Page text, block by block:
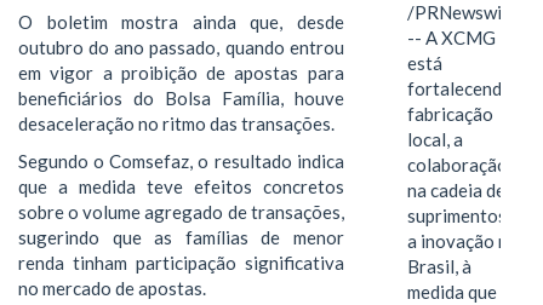
O boletim mostra ainda que, desde
outubro do ano passado, quando entrou
em vigor a proibição de apostas para
beneficiários do Bolsa Família, houve
desaceleração no ritmo das transações.
Segundo o Comsefaz, o resultado indica
que a medida teve efeitos concretos
sobre o volume agregado de transações,
sugerindo que as famílias de menor
renda tinham participação significativa
no mercado de apostas.
/PRNewswire/
-- A XCMG
está
fortalecendo a
fabricação
local, a
colaboração
na cadeia de
suprimentos e
a inovação no
Brasil, à
medida que